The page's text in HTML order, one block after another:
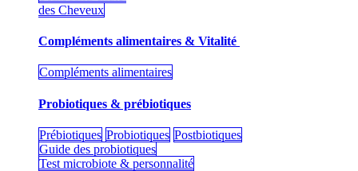
des Cheveux
Compléments alimentaires & Vitalité
Compléments alimentaires
Probiotiques & prébiotiques
Prébiotiques Probiotiques Postbiotiques
Guide des probiotiques
Test microbiote & personnalité